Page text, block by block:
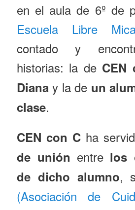
en el aula de 6º de
Escuela Libre
contado y
historias: la de CEN
Diana y la de un
clase.
CEN con C ha
de unión entre los
de dicho alumno,
(Asociación de